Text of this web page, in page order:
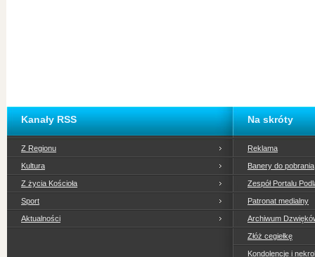
Kanały RSS
Z Regionu
Kultura
Z życia Kościoła
Sport
Aktualności
Na skróty
Reklama
Banery do pobrania
Zespół Portalu
Patronat medialny
Archiwum
Złóż cegiełkę
Kondolencje i